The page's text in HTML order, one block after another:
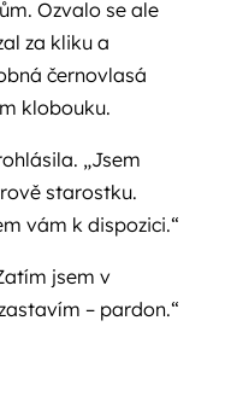
Ozvalo se ale
za kliku a
černovlasá
klobouku.
„Jsem
starostku.
vám k dispozici.“
jsem v
– pardon.“